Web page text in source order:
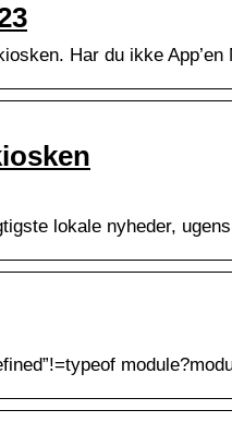
Har du ikke
lokale nyheder,